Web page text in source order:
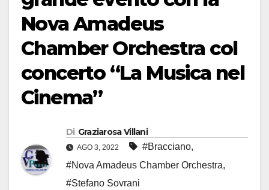
Nova Amadeus
Chamber Orchestra col
concerto “La Musica nel
Cinema”
Di Graziarosa Villani
AGO 3, 2022 #Bracciano,
#Nova Amadeus Chamber Orchestra,
#Stefano Sovrani